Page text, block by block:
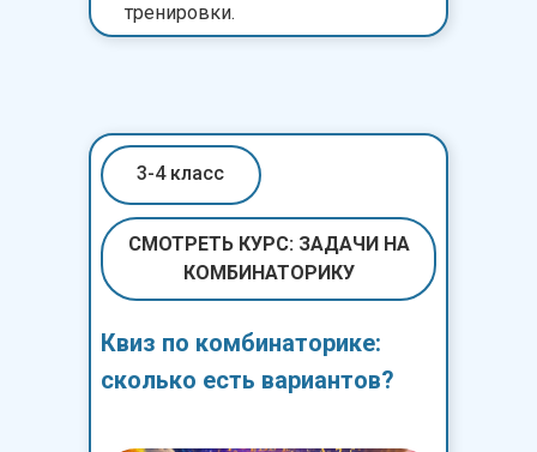
тренировки.
3-4 класс
СМОТРЕТЬ КУРС: ЗАДАЧИ НА
КОМБИНАТОРИКУ
Квиз по комбинаторике:
сколько есть вариантов?